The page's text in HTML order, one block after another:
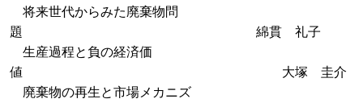
将来世代からみた廃棄物問
題 綿貫 礼子
生産過程と負の経済価
値 大塚 圭介
廃棄物の再生と市場メカニズ